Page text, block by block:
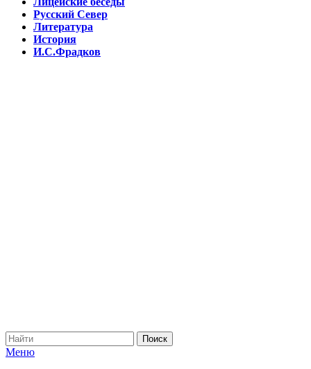
Русский Север
Литература
История
И.С.Фрадков
Меню